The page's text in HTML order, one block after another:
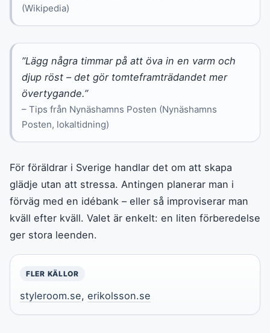
(Wikipedia)
”Lägg några timmar på att öva in en varm och
djup röst – det gör tomteframträdandet mer
övertygande.”
– Tips från Nynäshamns Posten (Nynäshamns
Posten, lokaltidning)
För föräldrar i Sverige handlar det om att skapa
glädje utan att stressa. Antingen planerar man i
förväg med en idébank – eller så improviserar man
kväll efter kväll. Valet är enkelt: en liten förberedelse
ger stora leenden.
FLER KÄLLOR
styleroom.se, erikolsson.se